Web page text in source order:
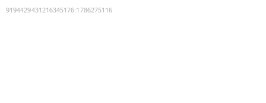
9194429431216345176:1786275116